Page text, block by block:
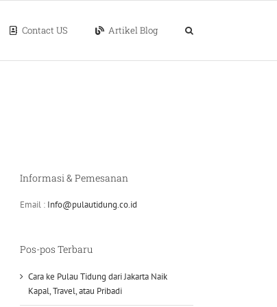
Contact US Artikel Blog
Informasi & Pemesanan
Email : Info@pulautidung.co.id
Pos-pos Terbaru
Cara ke Pulau Tidung dari Jakarta Naik
Kapal, Travel, atau Pribadi